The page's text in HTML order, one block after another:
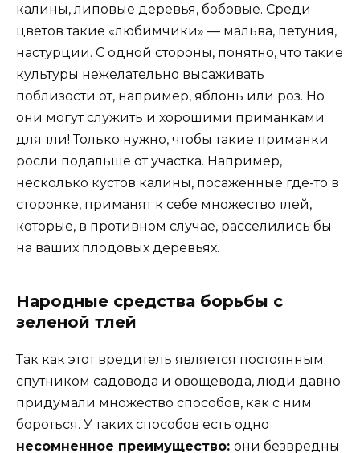
калины, липовые деревья, бобовые. Среди
цветов такие «любимчики» — мальва, петуния,
настурции. С одной стороны, понятно, что такие
культуры нежелательно высаживать
поблизости от, например, яблонь или роз. Но
они могут служить и хорошими приманками
для тли! Только нужно, чтобы такие приманки
росли подальше от участка. Например,
несколько кустов калины, посаженные где-то в
сторонке, приманят к себе множество тлей,
которые, в противном случае, расселились бы
на ваших плодовых деревьях.
Народные средства борьбы с
зеленой тлей
Так как этот вредитель является постоянным
спутником садовода и овощевода, люди давно
придумали множество способов, как с ним
бороться. У таких способов есть одно
несомненное преимущество: они безвредны